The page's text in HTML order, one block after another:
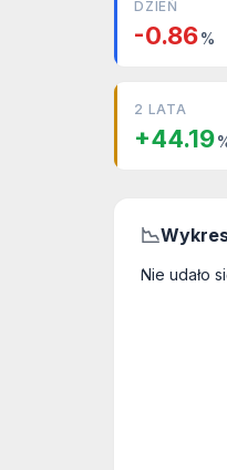
DZIEŃ
-0.86%
2 LATA
+44.19
📉
Nie udało